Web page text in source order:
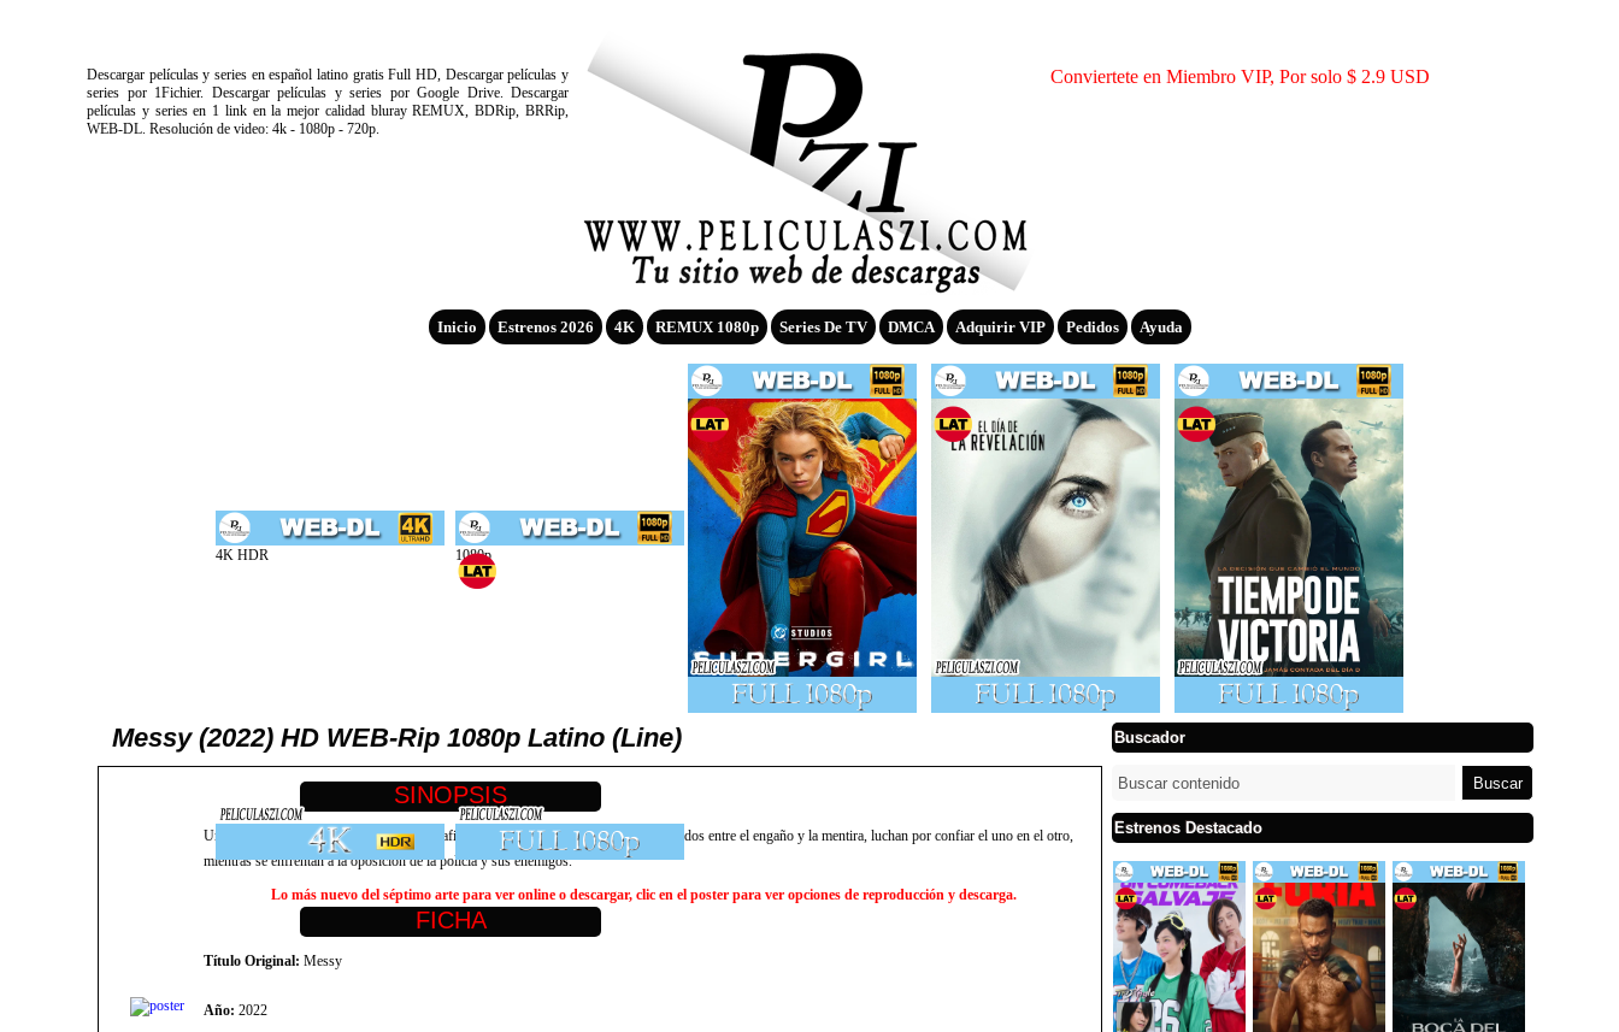
Descargar películas y series en español latino gratis Full HD, Descargar películas y
series por 1Fichier. Descargar películas y series por Google Drive. Descargar
películas y series en 1 link en la mejor calidad bluray REMUX, BDRip, BRRip,
WEB-DL. Resolución de video: 4k - 1080p - 720p.
Conviertete en Miembro VIP, Por solo $ 2.9 USD
Inicio Estrenos 2026 4K REMUX 1080p Series De TV DMCA Adquirir VIP Pedidos Ayuda
Messy (2022) HD WEB-Rip 1080p Latino (Line)
Un drama criminal sobre un imprudente traficante de drogas y su novia infiel. Atrapados entre el engaño y la mentira, luchan por confiar el uno en el otro,
mientras se enfrentan a la oposición de la policía y sus enemigos.
Lo más nuevo del séptimo arte para ver online o descargar, clic en el poster para ver opciones de reproducción y descarga.
Título Original: Messy
Año: 2022
Buscador
Estrenos Destacado